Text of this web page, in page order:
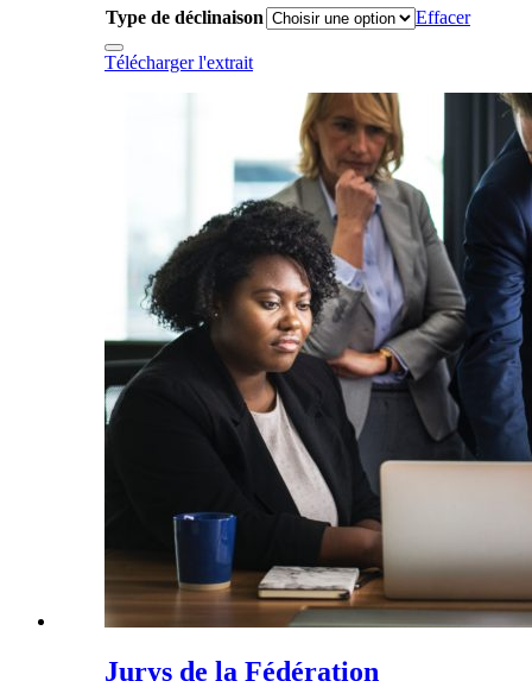
Type de déclinaison Effacer
Télécharger l'extrait
Jurys de la Fédération